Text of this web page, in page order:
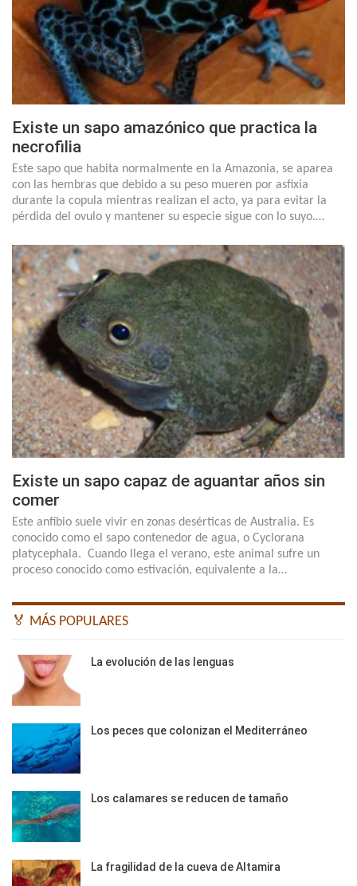
Existe un sapo amazónico que practica la
necrofilia
Este sapo que habita normalmente en la Amazonia, se aparea
con las hembras que debido a su peso mueren por asfixia
durante la copula mientras realizan el acto, ya para evitar la
pérdida del ovulo y mantener su especie sigue con lo suyo.…
Existe un sapo capaz de aguantar años sin
comer
Este anfibio suele vivir en zonas desérticas de Australia. Es
conocido como el sapo contenedor de agua, o Cyclorana
platycephala. Cuando llega el verano, este animal sufre un
proceso conocido como estivación, equivalente a la…
🏅 MÁS POPULARES
La evolución de las lenguas
Los peces que colonizan el Mediterráneo
Los calamares se reducen de tamaño
La fragilidad de la cueva de Altamira